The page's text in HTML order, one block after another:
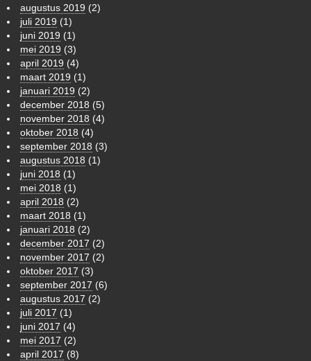
augustus 2019 (2)
juli 2019 (1)
juni 2019 (1)
mei 2019 (3)
april 2019 (4)
maart 2019 (1)
januari 2019 (2)
december 2018 (5)
november 2018 (4)
oktober 2018 (4)
september 2018 (3)
augustus 2018 (1)
juni 2018 (1)
mei 2018 (1)
april 2018 (2)
maart 2018 (1)
januari 2018 (2)
december 2017 (2)
november 2017 (2)
oktober 2017 (3)
september 2017 (6)
augustus 2017 (2)
juli 2017 (1)
juni 2017 (4)
mei 2017 (2)
april 2017 (8)